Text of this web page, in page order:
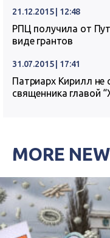
21.12.2015 | 12:48
РПЦ получила от
виде грантов
31.07.2015 | 17:41
Патриарх Кирилл не
священника главой
MORE